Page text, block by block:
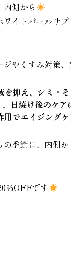
側から
イトパールサプ
やくすみ対策
抑え、シミ・そ
日焼け後のケア
でエイジング
季節に、内側
％OFFです